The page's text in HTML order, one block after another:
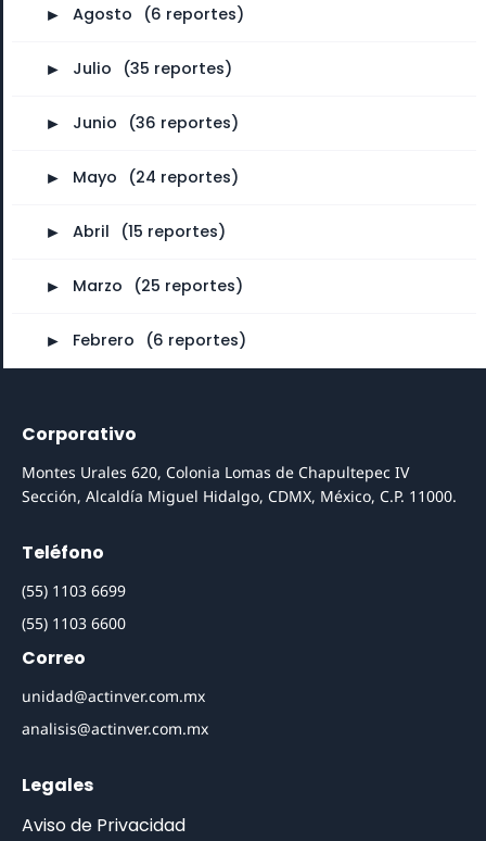
► Agosto (6 reportes)
► Julio (35 reportes)
► Junio (36 reportes)
► Mayo (24 reportes)
► Abril (15 reportes)
► Marzo (25 reportes)
► Febrero (6 reportes)
Corporativo
Montes Urales 620, Colonia Lomas de Chapultepec IV
Sección, Alcaldía Miguel Hidalgo, CDMX, México, C.P. 11000.
Teléfono
(55) 1103 6699
(55) 1103 6600
Correo
unidad@actinver.com.mx
analisis@actinver.com.mx
Legales
Aviso de Privacidad